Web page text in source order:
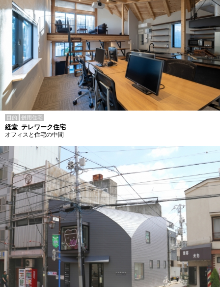
目的 併用住宅
経堂_テレワーク住宅
オフィスと住宅の中間